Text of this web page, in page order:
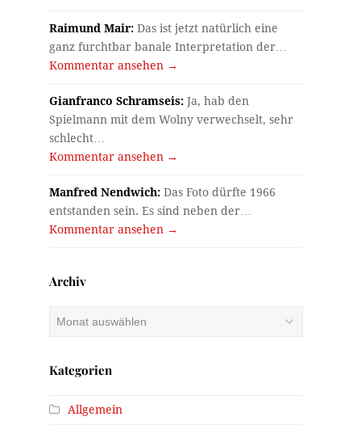
Raimund Mair: Das ist jetzt natürlich eine
ganz furchtbar banale Interpretation der…
Kommentar ansehen →
Gianfranco Schramseis: Ja, hab den
Spielmann mit dem Wolny verwechselt, sehr
schlecht…
Kommentar ansehen →
Manfred Nendwich: Das Foto dürfte 1966
entstanden sein. Es sind neben der…
Kommentar ansehen →
Archiv
Kategorien
Allgemein